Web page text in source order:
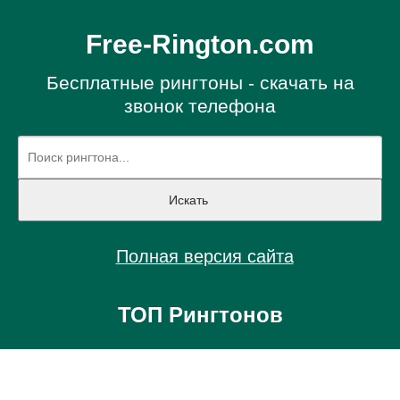
Free-Rington.com
Бесплатные рингтоны - скачать на
звонок телефона
Полная версия сайта
ТОП Рингтонов